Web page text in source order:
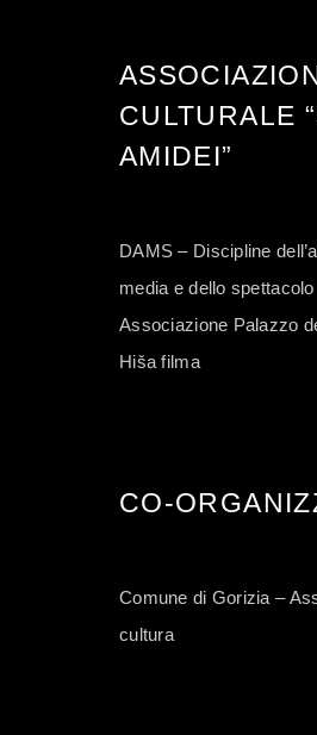
CULTURALE
AMIDEI”
DAMS – Discipline
media e dello spettacolo
Associazione Palazzo
Hiša filma
CO-
Comune di Gorizia –
cultura